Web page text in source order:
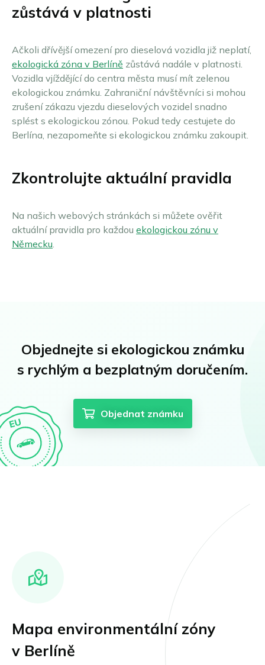
zůstává v platnosti
Ačkoli dřívější omezení pro dieselová vozidla již neplatí,
ekologická zóna v Berlíně zůstává nadále v platnosti.
Vozidla vjíždějící do centra města musí mít zelenou
ekologickou známku. Zahraniční návštěvníci si mohou
zrušení zákazu vjezdu dieselových vozidel snadno
splést s ekologickou zónou. Pokud tedy cestujete do
Berlína, nezapomeňte si ekologickou známku zakoupit.
Zkontrolujte aktuální pravidla
Na našich webových stránkách si můžete ověřit
aktuální pravidla pro každou ekologickou zónu v
Německu.
Objednejte si ekologickou známku
s rychlým a bezplatným doručením.
Objednat známku
Mapa environmentální zóny
v Berlíně